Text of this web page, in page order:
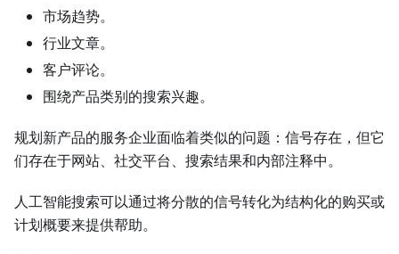
市场趋势。
行业文章。
客户评论。
围绕产品类别的搜索兴趣。
规划新产品的服务企业面临着类似的问题：信号存在，但它
们存在于网站、社交平台、搜索结果和内部注释中。
人工智能搜索可以通过将分散的信号转化为结构化的购买或
计划概要来提供帮助。